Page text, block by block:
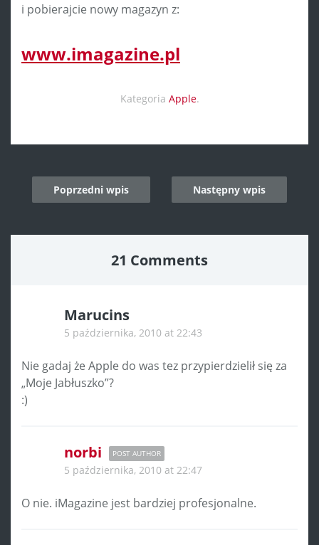
i pobierajcie nowy magazyn z:
www.imagazine.pl
Kategoria Apple.
navigation
Poprzedni wpis Następny wpis
21 Comments
Marucins
5 października, 2010 at 22:43
Nie gadaj że Apple do was tez przypierdzielił się za
„Moje Jabłuszko”?
:)
norbi POST AUTHOR
5 października, 2010 at 22:47
O nie. iMagazine jest bardziej profesjonalne.